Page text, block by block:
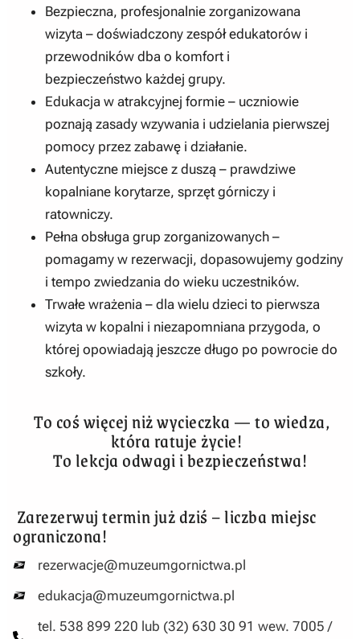
Bezpieczna, profesjonalnie zorganizowana
wizyta – doświadczony zespół edukatorów i
przewodników dba o komfort i
bezpieczeństwo każdej grupy.
Edukacja w atrakcyjnej formie – uczniowie
poznają zasady wzywania i udzielania pierwszej
pomocy przez zabawę i działanie.
Autentyczne miejsce z duszą – prawdziwe
kopalniane korytarze, sprzęt górniczy i
ratowniczy.
Pełna obsługa grup zorganizowanych –
pomagamy w rezerwacji, dopasowujemy godziny
i tempo zwiedzania do wieku uczestników.
Trwałe wrażenia – dla wielu dzieci to pierwsza
wizyta w kopalni i niezapomniana przygoda, o
której opowiadają jeszcze długo po powrocie do
szkoły.
To coś więcej niż wycieczka — to wiedza,
która ratuje życie!
To lekcja odwagi i bezpieczeństwa!
Zarezerwuj termin już dziś – liczba miejsc
ograniczona!
rezerwacje@muzeumgornictwa.pl
edukacja@muzeumgornictwa.pl
tel. 538 899 220 lub (32) 630 30 91 wew. 7005 /